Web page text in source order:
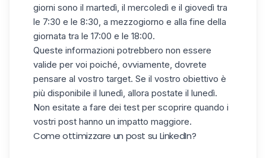
giorni sono il martedì, il mercoledì e il giovedì tra
le 7:30 e le 8:30, a mezzogiorno e alla fine della
giornata tra le 17:00 e le 18:00.
Queste informazioni potrebbero non essere
valide per voi poiché, ovviamente, dovrete
pensare al vostro target. Se il vostro obiettivo è
più disponibile il lunedì, allora postate il lunedì.
Non esitate a fare dei test per scoprire quando i
vostri post hanno un impatto maggiore.
Come ottimizzare un post su LinkedIn?